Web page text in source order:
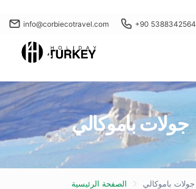
info@corbiecotravel.com +90 5388342564
جولات باموكالي
الصفحة الرئيسية جولات باموكالي